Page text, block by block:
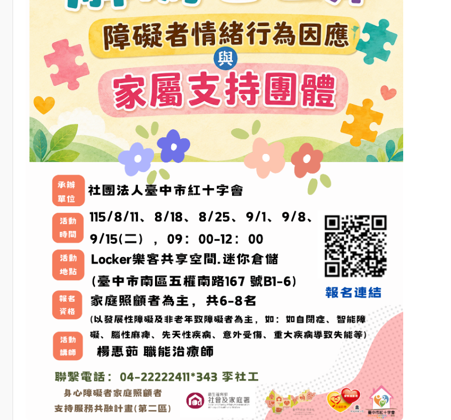
解碼心世界-障礙者情緒行為因應與家屬支持團體
活動描述：面對自閉症及有情緒行為議題之身心障礙者，照顧者常因缺乏因應技巧而承受較大照顧壓力。本團體透過同儕
業講師指導，協助照顧者學習情緒行為處理策略，提升照顧知能，並獲得情緒支持與陪伴。
其他
楊惠茹 職能治療師
Locker樂客共享空間.迷你倉儲
臺中市南區五權南路167 號B1-6
2026-08-11 09:00:00 等 6 個場次
已報名：9狀態：開放報名
查看 / 報名